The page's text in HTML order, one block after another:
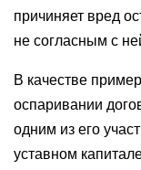
причиняет вред
не согласным с
В качестве
оспаривании
одним из его
уставном